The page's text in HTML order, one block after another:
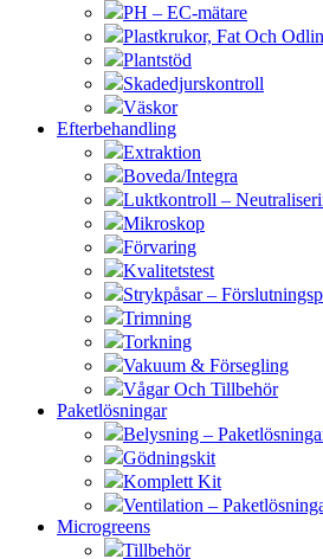
PH – EC-mätare
Plastkrukor, Fat Och
Plantstöd
Skadedjurskontroll
Väskor
Efterbehandling
Extraktion
Boveda/Integra
Luktkontroll –
Mikroskop
Förvaring
Kvalitetstest
Strykpåsar –
Trimning
Torkning
Vakuum & Försegling
Vågar Och Tillbehör
Paketlösningar
Belysning –
Gödningskit
Komplett Kit
Ventilation –
Microgreens
Tillbehör